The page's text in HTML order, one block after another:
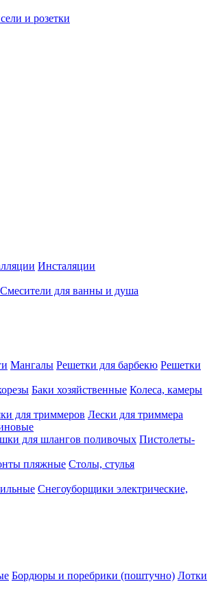
и розетки
Инсталяции
Смесители для ванны и душа
Мангалы Решетки для барбекю Решетки
Баки хозяйственные Колеса, камеры
для триммеров Лески для триммера
для шлангов поливочых Пистолеты-
пляжные Столы, стулья
Снегоуборщики электрические,
Бордюры и поребрики (поштучно) Лотки